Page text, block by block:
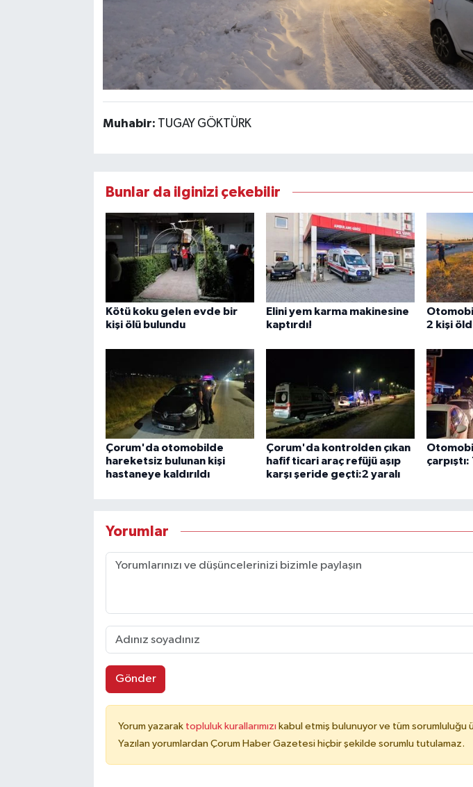
Muhabir: TUGAY GÖKTÜRK
Bunlar da ilginizi çekebilir
Kötü koku gelen evde bir
kişi ölü bulundu
Elini yem karma makinesine
kaptırdı!
2 kişi
Çorum'da otomobilde
hareketsiz bulunan kişi
hastaneye kaldırıldı
Çorum'da kontrolden çıkan
hafif ticari araç refüjü aşıp
karşı şeride geçti:2 yaralı
çarpıştı:
Yorumlar
Gönder
Yorum yazarak topluluk kurallarımızı kabul etmiş bulunuyor ve tüm sorumluluğu
Yazılan yorumlardan Çorum Haber Gazetesi hiçbir şekilde sorumlu tutulamaz.